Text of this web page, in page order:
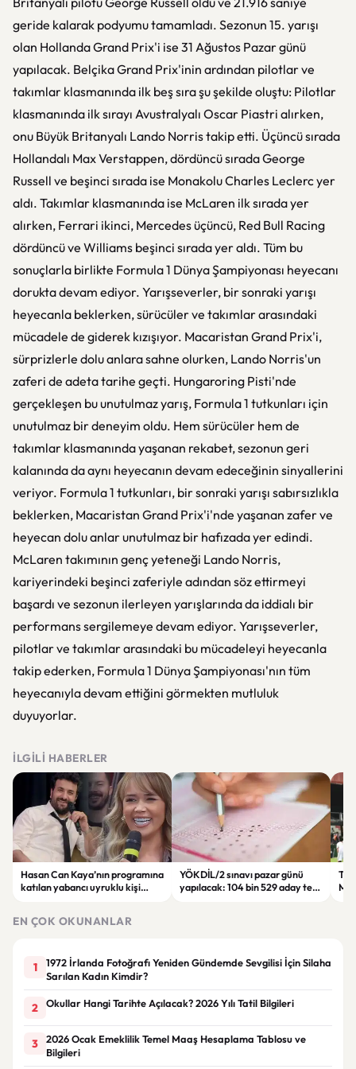
geride kalarak podyumu tamamladı. Sezonun 15. yarışı
olan Hollanda Grand Prix'i ise 31 Ağustos Pazar günü
yapılacak. Belçika Grand Prix'inin ardından pilotlar ve
takımlar klasmanında ilk beş sıra şu şekilde oluştu: Pilotlar
klasmanında ilk sırayı Avustralyalı Oscar Piastri alırken,
onu Büyük Britanyalı Lando Norris takip etti. Üçüncü sırada
Hollandalı Max Verstappen, dördüncü sırada George
Russell ve beşinci sırada ise Monakolu Charles Leclerc yer
aldı. Takımlar klasmanında ise McLaren ilk sırada yer
alırken, Ferrari ikinci, Mercedes üçüncü, Red Bull Racing
dördüncü ve Williams beşinci sırada yer aldı. Tüm bu
sonuçlarla birlikte Formula 1 Dünya Şampiyonası heyecanı
dorukta devam ediyor. Yarışseverler, bir sonraki yarışı
heyecanla beklerken, sürücüler ve takımlar arasındaki
mücadele de giderek kızışıyor. Macaristan Grand Prix'i,
sürprizlerle dolu anlara sahne olurken, Lando Norris'un
zaferi de adeta tarihe geçti. Hungaroring Pisti'nde
gerçekleşen bu unutulmaz yarış, Formula 1 tutkunları için
unutulmaz bir deneyim oldu. Hem sürücüler hem de
takımlar klasmanında yaşanan rekabet, sezonun geri
kalanında da aynı heyecanın devam edeceğinin sinyallerini
veriyor. Formula 1 tutkunları, bir sonraki yarışı sabırsızlıkla
beklerken, Macaristan Grand Prix'i'nde yaşanan zafer ve
heyecan dolu anlar unutulmaz bir hafızada yer edindi.
McLaren takımının genç yeteneği Lando Norris,
kariyerindeki beşinci zaferiyle adından söz ettirmeyi
başardı ve sezonun ilerleyen yarışlarında da iddialı bir
performans sergilemeye devam ediyor. Yarışseverler,
pilotlar ve takımlar arasındaki bu mücadeleyi heyecanla
takip ederken, Formula 1 Dünya Şampiyonası'nın tüm
heyecanıyla devam ettiğini görmekten mutluluk
duyuyorlar.
İLGILI HABERLER
Hasan Can Kaya’nın programına
katılan yabancı uyruklu kişi
YÖKDİL/2 sınavı pazar günü
yapılacak: 104 bin 529 aday ter
EN ÇOK OKUNANLAR
1
1972 İrlanda Fotoğrafı Yeniden Gündemde Sevgilisi İçin Silaha
Sarılan Kadın Kimdir?
2 Okullar Hangi Tarihte Açılacak? 2026 Yılı Tatil Bilgileri
3
2026 Ocak Emeklilik Temel Maaş Hesaplama Tablosu ve
Bilgileri